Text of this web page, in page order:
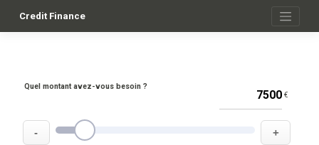
Credit Finance
Quel montant avez-vous besoin ?
€
- +